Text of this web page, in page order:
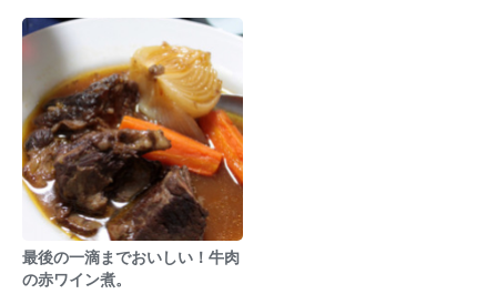
最後の一滴までおいしい！牛肉
の赤ワイン煮。